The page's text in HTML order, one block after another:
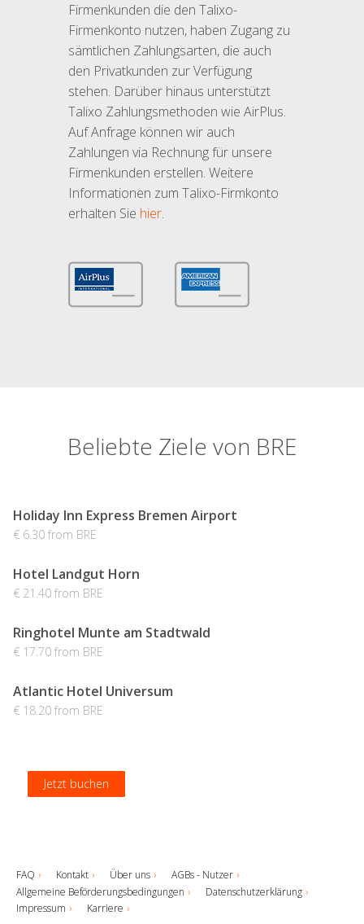
Firmenkunden die den Talixo-
Firmenkonto nutzen, haben Zugang zu
sämtlichen Zahlungsarten, die auch
den Privatkunden zur Verfügung
stehen. Darüber hinaus unterstützt
Talixo Zahlungsmethoden wie AirPlus.
Auf Anfrage können wir auch
Zahlungen via Rechnung für unsere
Firmenkunden erstellen. Weitere
Informationen zum Talixo-Firmkonto
erhalten Sie hier.
Beliebte Ziele von BRE
Holiday Inn Express Bremen Airport
€ 6.30 from BRE
Jetzt buchen
Hotel Landgut Horn
€ 21.40 from BRE
Jetzt buchen
Ringhotel Munte am Stadtwald
€ 17.70 from BRE
Jetzt buchen
Atlantic Hotel Universum
€ 18.20 from BRE
Jetzt buchen
FAQ Kontakt Über uns
AGBs - Nutzer
Allgemeine Beförderungsbedingungen
Datenschutzerklärung
Impressum
Karriere